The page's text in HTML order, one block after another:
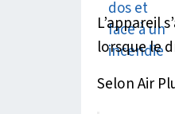
L’appareil
lorsque le
Selon Air